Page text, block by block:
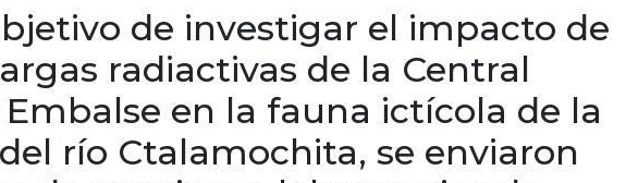
de investigar el impacto de
radiactivas de la Central
en la fauna ictícola de la
río Ctalamochita, se enviaron